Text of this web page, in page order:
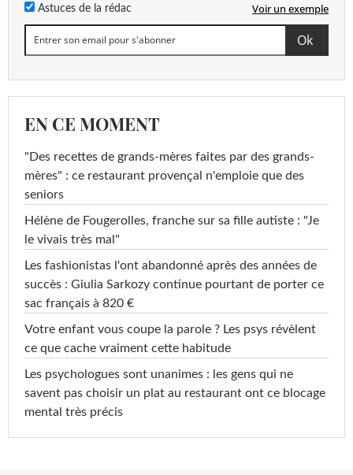
Astuces de la rédac Voir un exemple
EN CE MOMENT
"Des recettes de grands-mères faites par des grands-
mères" : ce restaurant provençal n'emploie que des
seniors
Hélène de Fougerolles, franche sur sa fille autiste : "Je
le vivais très mal"
Les fashionistas l'ont abandonné après des années de
succès : Giulia Sarkozy continue pourtant de porter ce
sac français à 820 €
Votre enfant vous coupe la parole ? Les psys révèlent
ce que cache vraiment cette habitude
Les psychologues sont unanimes : les gens qui ne
savent pas choisir un plat au restaurant ont ce blocage
mental très précis